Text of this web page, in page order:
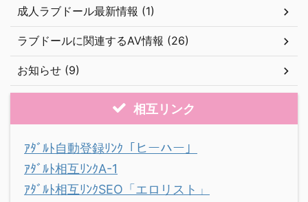
成人ラブドール最新情報 (1)
ラブドールに関連するAV情報 (26)
お知らせ (9)
相互リンク
ｱﾀﾞﾙﾄ自動登録ﾘﾝｸ「ヒーハー」
ｱﾀﾞﾙﾄ相互ﾘﾝｸA-1
ｱﾀﾞﾙﾄ相互ﾘﾝｸSEO「エロリスト」